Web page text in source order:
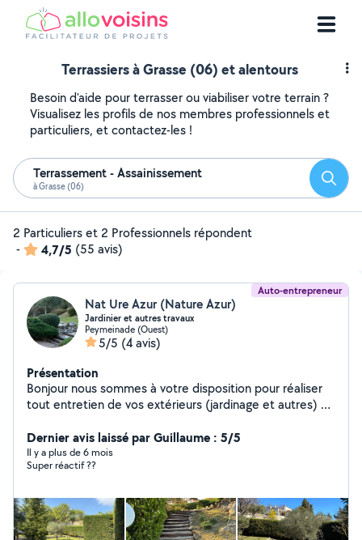
Terrassiers à Grasse (06) et alentours
Besoin d'aide pour terrasser ou viabiliser votre terrain ?
Visualisez les profils de nos membres professionnels et
particuliers, et contactez-les !
Terrassement - Assainissement
à Grasse (06)
2 Particuliers et 2 Professionnels répondent
-
4,7/5 (55 avis)
Auto-entrepreneur
Nat Ure Azur (Nature Azur)
Jardinier et autres travaux
Peymeinade (Ouest)
5/5 (4 avis)
Présentation
Bonjour nous sommes à votre disposition pour réaliser
tout entretien de vos extérieurs (jardinage et autres) et
service.
Dernier avis laissé par Guillaume : 5/5
Il y a plus de 6 mois
Super réactif ??